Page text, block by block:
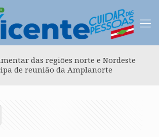
das regiões norte e Nordeste
de reunião da Amplanorte